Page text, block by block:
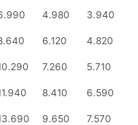
4.980 3.940
6.120 4.820
7.260 5.710
8.410 6.590
9.650 7.570